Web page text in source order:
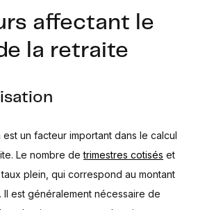
affectant le
la retraite
un facteur important dans le calcul
Le nombre detrimestres cotisés et
plein, qui correspond au montant
Il est généralement nécessaire de